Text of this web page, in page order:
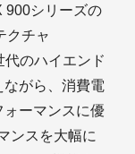
900シリーズの
クチャ
代のハイエンド
がら、消費電
ォーマンスに優
ンスを大幅に